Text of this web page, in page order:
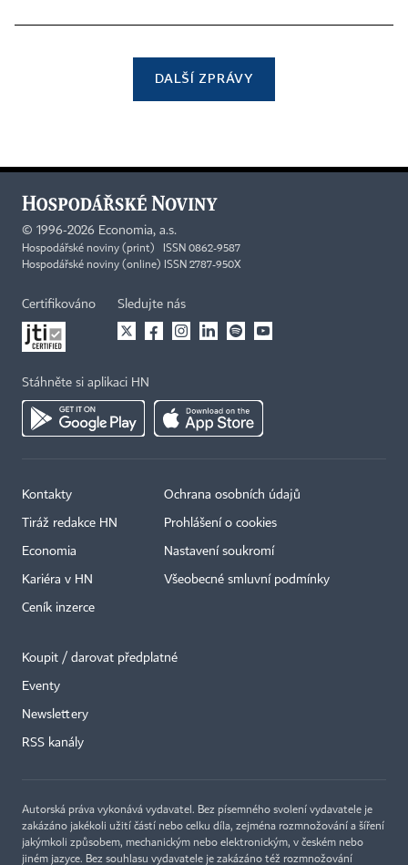
DALŠÍ ZPRÁVY
© 1996-2026 Economia, a.s.
Hospodářské noviny (print) ISSN 0862-9587
Hospodářské noviny (online) ISSN 2787-950X
Certifikováno Sledujte nás
Stáhněte si aplikaci HN
Kontakty
Tiráž redakce HN
Economia
Kariéra v HN
Ceník inzerce
Ochrana osobních údajů
Prohlášení o cookies
Nastavení soukromí
Všeobecné smluvní podmínky
Koupit / darovat předplatné
Eventy
Newslettery
RSS kanály
Autorská práva vykonává vydavatel. Bez písemného svolení vydavatele je
zakázáno jakékoli užití částí nebo celku díla, zejména rozmnožování a šíření
jakýmkoli způsobem, mechanickým nebo elektronickým, v českém nebo
jiném jazyce. Bez souhlasu vydavatele je zakázáno též rozmnožování